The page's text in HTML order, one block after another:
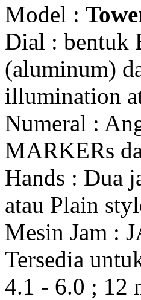
Model :
Dial : bentuk
(aluminum)
illumination
Numeral :
MARKERs
Hands : Dua
atau Plain
Mesin Jam :
Tersedia
4.1 - 6.0 ; 12